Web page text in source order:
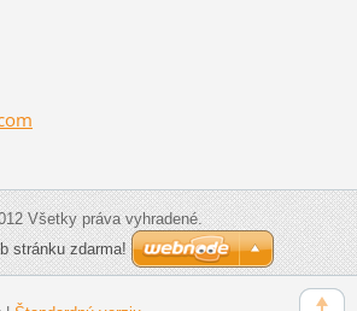
Všetky práva vyhradené.
stránku zdarma!